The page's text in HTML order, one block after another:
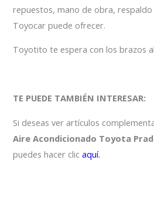
repuestos, mano de obra,
Toyocar puede ofrecer.
Toyotito te espera con los brazos
TE PUEDE TAMBIÉN INTERESAR:
Si deseas ver artículos
Aire Acondicionado Toyota
puedes hacer clicaquí.